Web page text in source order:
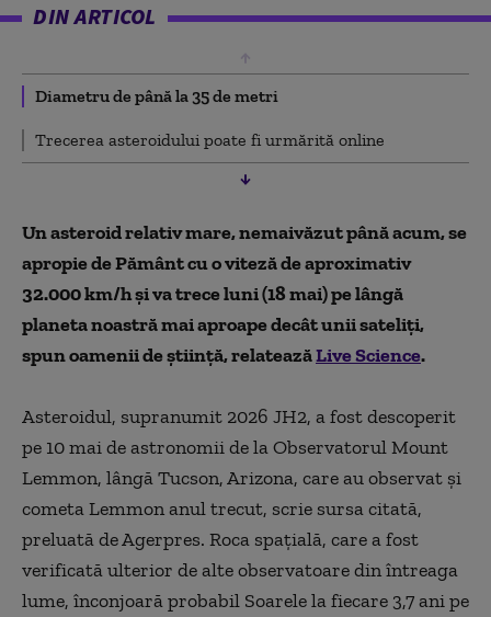
DIN ARTICOL
Diametru de până la 35 de metri
Trecerea asteroidului poate fi urmărită online
Un asteroid relativ mare, nemaivăzut până acum, se
apropie de Pământ cu o viteză de aproximativ
32.000 km/h şi va trece luni (18 mai) pe lângă
planeta noastră mai aproape decât unii sateliţi,
spun oamenii de ştiinţă, relateazăLive Science.
Asteroidul, supranumit 2026 JH2, a fost descoperit
pe 10 mai de astronomii de la Observatorul Mount
Lemmon, lângă Tucson, Arizona, care au observat şi
cometa Lemmon anul trecut, scrie sursa citată,
preluată de Agerpres. Roca spaţială, care a fost
verificată ulterior de alte observatoare din întreaga
lume, înconjoară probabil Soarele la fiecare 3,7 ani pe